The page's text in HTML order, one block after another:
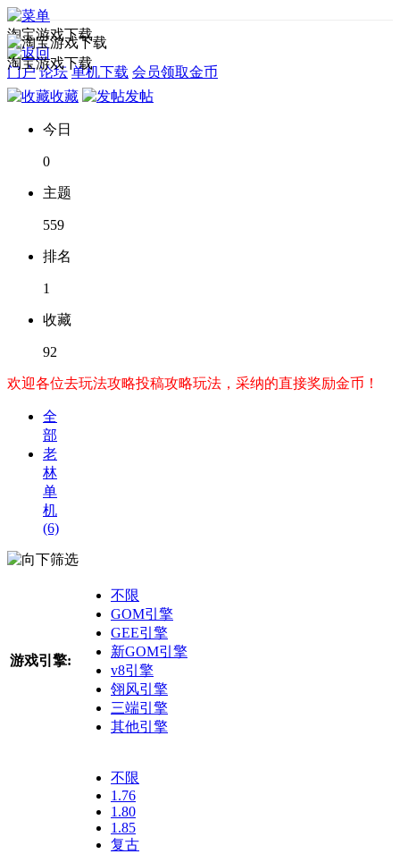
淘宝游戏下载
门户 论坛 单机下载 会员领取金币
淘宝游戏下载
收藏 发帖
今日
0
主题
559
排名
1
收藏
92
欢迎各位去玩法攻略投稿攻略玩法，采纳的直接奖励金币！
全
部
老
林
单
机
(6)
筛选
游戏引擎:
不限
GOM引擎
GEE引擎
新GOM引擎
v8引擎
翎风引擎
三端引擎
其他引擎
不限
1.76
1.80
1.85
复古